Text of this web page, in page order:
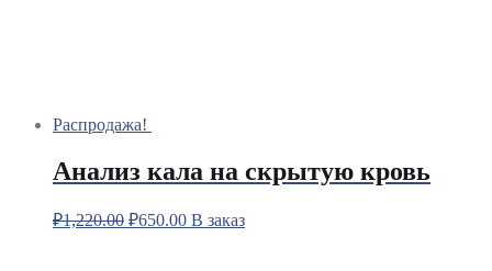
Распродажа!
Анализ кала на скрытую кровь
₽1,220.00 ₽650.00 В заказ